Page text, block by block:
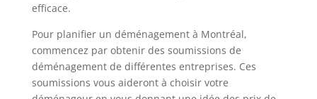
efficace.
Pour planifier un déménagement à Montréal,
commencez par obtenir des soumissions de
déménagement de différentes entreprises. Ces
soumissions vous aideront à choisir votre